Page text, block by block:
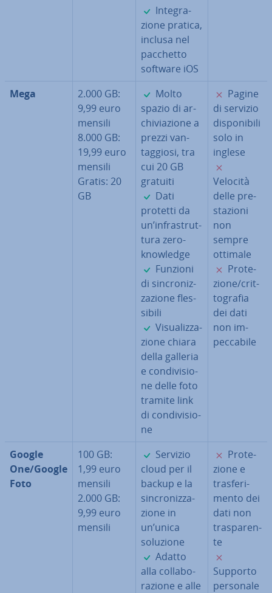
✓
In­te­gra­
zio­ne pratica,
inclusa nel
pacchetto
software iOS
Mega
2.000 GB:
9,99 euro
mensili
8.000 GB:
19,99 euro
mensili
Gratis: 20
GB
✓
Molto
spazio di ar­
chi­via­zio­ne a
prezzi van­
tag­gio­si, tra
cui 20 GB
gratuiti
✓
Dati
protetti da
un’in­fra­strut­
tu­ra zero-
knowledge
✓
Funzioni
di sin­cro­niz­
za­zio­ne fles­
si­bi­li
✓
Vi­sua­liz­za­
zio­ne chiara
della galleria
e con­di­vi­sio­
ne delle foto
tramite link
di con­di­vi­sio­
ne
✗
Pagine
di servizio
di­spo­ni­bi­li
solo in
inglese
Velocità
delle pre­
sta­zio­ni
non
sempre
ottimale
✗
Pro­te­
zio­ne/crit­
to­gra­fia
dei dati
non im­
pec­ca­bi­le
Google
One/Google
Foto
100 GB:
1,99 euro
mensili
2.000 GB:
9,99 euro
mensili
✓
Servizio
cloud per il
backup e la
sin­cro­niz­za­
zio­ne in
un’unica
soluzione
✓
Adatto
alla col­la­bo­
ra­zio­ne e alle
✗
Pro­te­
zio­ne e
tra­sfe­ri­
men­to dei
dati non
tra­spa­ren­
te
Supporto
personale